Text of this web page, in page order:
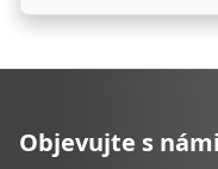
Objevujte s námi